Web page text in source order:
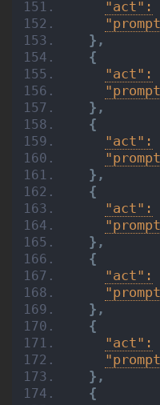
"act":
} ,
{
"act":
} ,
{
"act":
} ,
{
"act":
} ,
{
"act":
} ,
{
"act":
} ,
{